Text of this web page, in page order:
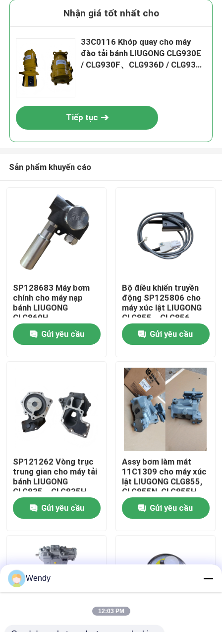
Trang chủ
Video
Tham quan nhà máy
Kiểm soát chất lượng
Tin tức
Các trường hợp
Nhận giá tốt nhất cho
33C0116 Khớp quay cho máy
đào tải bánh LIUGONG CLG930E
/ CLG930F、CLG936D / CLG936E
Tiếp tục
Sản phẩm khuyến cáo
SP128683 Máy bơm
chính cho máy nạp
bánh LIUGONG
CLG860H、
CLG862H、
CLG862N、
CLG870H、CLG888、
Gửi yêu cầu
Bộ điều khiển truyền
động SP125806 cho
máy xúc lật LIUGONG
CLG855、CLG856、
CLG850H、ZL50CN、
ZL50CNX、
CLG860H、
CLG862N、
CLG870H、CLG888、
CLG890H
Gửi yêu cầu
SP121262 Vòng trục
trung gian cho máy tải
bánh LIUGONG
CLG835、CLG835H、
CLG836、CLG836H、
ZL30E、CLG855、
CLG862H、CLG870H
Gửi yêu cầu
Assy bơm làm mát
11C1309 cho máy xúc
lật LIUGONG CLG855,
CLG855N, CLG855H,
CLG856, CLG850H,
CLG860HGửi yêu cầu
Wendy
12:03 PM